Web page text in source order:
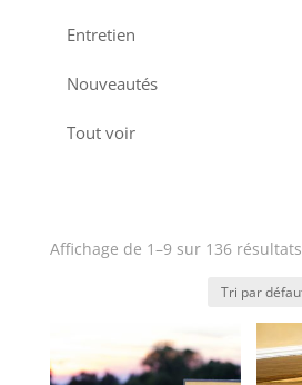
Entretien
Nouveautés
Tout voir
Affichage de 1–9 sur 136 résultats